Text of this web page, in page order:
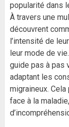
popularité dans
À travers une
découvrent
l’intensité de
leur mode de
guide pas à pas
adaptant les
migraineux.
face à la